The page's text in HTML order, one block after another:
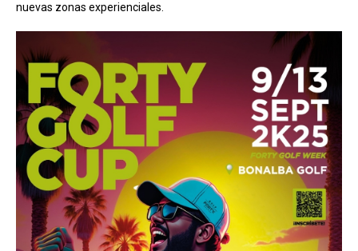
nuevas zonas experienciales.